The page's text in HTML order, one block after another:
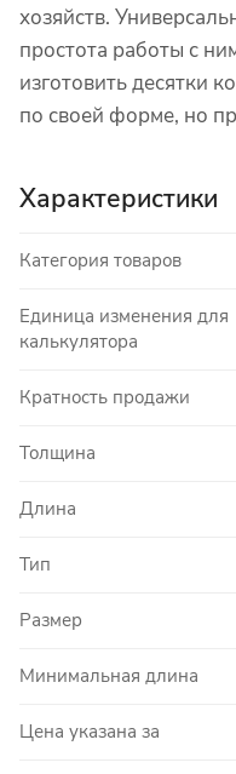
хозяйств.
простота работы с
изготовить десятки
по своей форме, но
Характеристики
Категория товаров
Единица изменения для
калькулятора
Кратность продажи
Толщина
Длина
Тип
Размер
Минимальная длина
Цена указана за